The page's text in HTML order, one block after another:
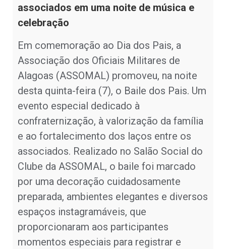
associados em uma noite de música e
celebração
Em comemoração ao Dia dos Pais, a
Associação dos Oficiais Militares de
Alagoas (ASSOMAL) promoveu, na noite
desta quinta-feira (7), o Baile dos Pais. Um
evento especial dedicado à
confraternização, à valorização da família
e ao fortalecimento dos laços entre os
associados. Realizado no Salão Social do
Clube da ASSOMAL, o baile foi marcado
por uma decoração cuidadosamente
preparada, ambientes elegantes e diversos
espaços instagramáveis, que
proporcionaram aos participantes
momentos especiais para registrar e